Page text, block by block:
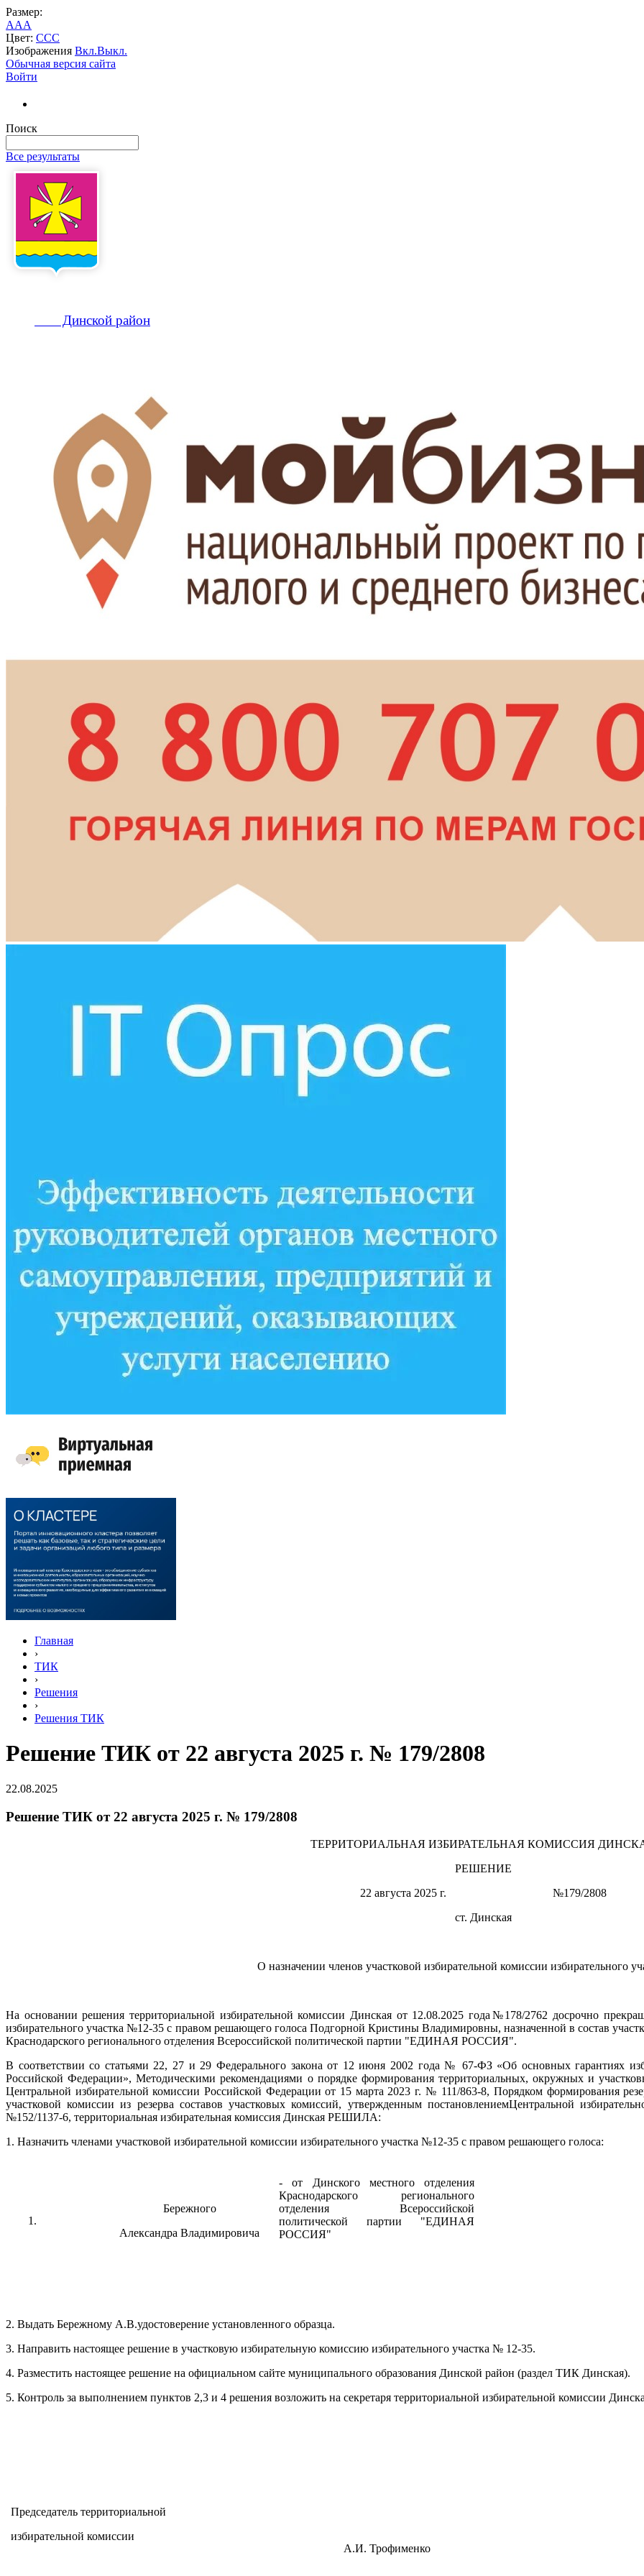
Размер:
AAA
Цвет: CCC
Изображения Вкл.Выкл.
Обычная версия сайта
Войти
Поиск
Все результаты
Динской район
Главная
›
ТИК
›
Решения
›
Решения ТИК
Решение ТИК от 22 августа 2025 г. № 179/2808
22.08.2025
Решение ТИК от 22 августа 2025 г. № 179/2808
ТЕРРИТОРИАЛЬНАЯ ИЗБИРАТЕЛЬНАЯ КОМИССИЯ
РЕШЕНИЕ
22 августа 2025 г. №179/2808
ст. Динская
О назначении членов участковой избирательной комиссии избирательного
На основании решения территориальной избирательной комиссии Динская от 12.08.2025 года№178/2762 досрочно
избирательного участка №12-35 с правом решающего голоса Подгорной Кристины Владимировны, назначенной в состав
Краснодарского регионального отделения Всероссийской политической партии "ЕДИНАЯ РОССИЯ".
В соответствии со статьями 22, 27 и 29 Федерального закона от 12 июня 2002 года № 67-ФЗ «Об основных гарантиях
Российской Федерации», Методическими рекомендациями о порядке формирования территориальных, окружных и
Центральной избирательной комиссии Российской Федерации от 15 марта 2023 г. № 111/863-8, Порядком формирования
участковой комиссии из резерва составов участковых комиссий, утвержденным постановлениемЦентральной
№152/1137-6, территориальная избирательная комиссия Динская РЕШИЛА:
1. Назначить членами участковой избирательной комиссии избирательного участка №12-35 с правом решающего голоса:
Бережного
Александра Владимировича
- от Динского местного отделения
Краснодарского регионального
отделения Всероссийской
политической партии "ЕДИНАЯ
РОССИЯ"
2. Выдать Бережному А.В.удостоверение установленного образца.
3. Направить настоящее решение в участковую избирательную комиссию избирательного участка № 12-35.
4. Разместить настоящее решение на официальном сайте муниципального образования Динской район (раздел ТИК Динская).
5. Контроль за выполнением пунктов 2,3 и 4 решения возложить на секретаря территориальной избирательной комиссии
Председатель территориальной
избирательной комиссии
А.И. Трофименко